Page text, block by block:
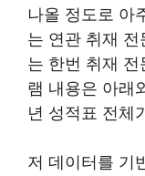
나올 정도로 아
는 연관 취재 전
는 한번 취재
램 내용은 아래
년 성적표 전체
저 데이터를 기